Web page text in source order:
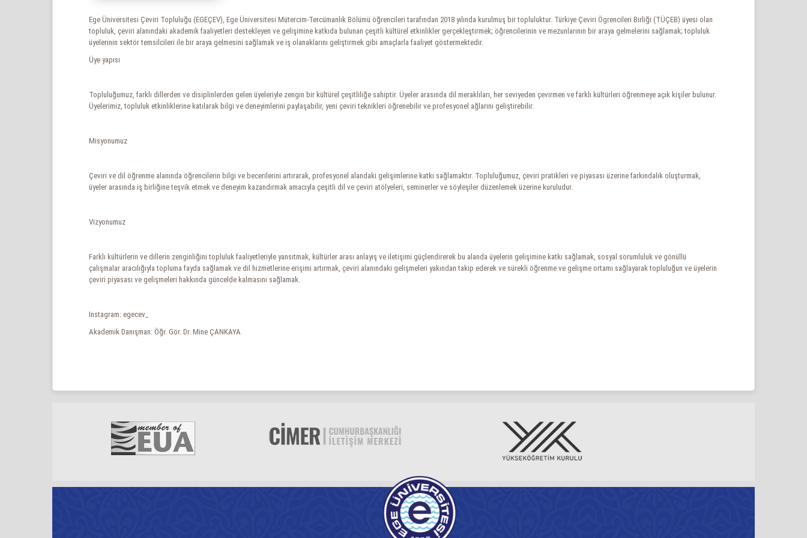
Ege Üniversitesi Çeviri Topluluğu (EGEÇEV), Ege Üniversitesi Mütercim-Tercümanlık Bölümü öğrencileri tarafından 2018 yılında kurulmuş bir topluluktur. Türkiye Çeviri Ögrencileri Birliği (TÜÇEB) üyesi olan
topluluk, çeviri alanındaki akademik faaliyetleri destekleyen ve gelişimine katkıda bulunan çeşitli kültürel etkinlikler gerçekleştirmek; öğrencilerinin ve mezunlarının bir araya gelmelerini sağlamak; topluluk
üyelerinin sektör temsilcileri ile bir araya gelmesini sağlamak ve iş olanaklarını geliştirmek gibi amaçlarla faaliyet göstermektedir.
Üye yapısı
Topluluğumuz, farklı dillerden ve disiplinlerden gelen üyeleriyle zengin bir kültürel çeşitliliğe sahiptir. Üyeler arasında dil meraklıları, her seviyeden çevirmen ve farklı kültürleri öğrenmeye açık kişiler bulunur.
Üyelerimiz, topluluk etkinliklerine katılarak bilgi ve deneyimlerini paylaşabilir, yeni çeviri teknikleri öğrenebilir ve profesyonel ağlarını geliştirebilir.
Misyonumuz
Çeviri ve dil öğrenme alanında öğrencilerin bilgi ve becerilerini artırarak, profesyonel alandaki gelişimlerine katkı sağlamaktır. Topluluğumuz, çeviri pratikleri ve piyasası üzerine farkındalık oluşturmak,
üyeler arasında iş birliğine teşvik etmek ve deneyim kazandırmak amacıyla çeşitli dil ve çeviri atölyeleri, seminerler ve söyleşiler düzenlemek üzerine kuruludur.
Vizyonumuz
Farklı kültürlerin ve dillerin zenginliğini topluluk faaliyetleriyle yansıtmak, kültürler arası anlayış ve iletişimi güçlendirerek bu alanda üyelerin gelişimine katkı sağlamak, sosyal sorumluluk ve gönüllü
çalışmalar aracılığıyla topluma fayda sağlamak ve dil hizmetlerine erişimi artırmak, çeviri alanındaki gelişmeleri yakından takip ederek ve sürekli öğrenme ve gelişme ortamı sağlayarak topluluğun ve üyelerin
çeviri piyasası ve gelişmeleri hakkında güncelde kalmasını sağlamak.
Instagram: egecev_
Akademik Danışman: Öğr. Gör. Dr. Mine ÇANKAYA